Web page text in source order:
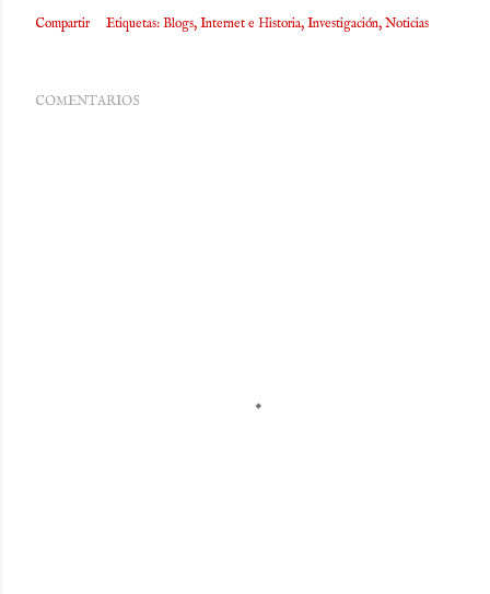
Compartir Etiquetas: Blogs Internet e Historia Investigación Noticias
COMENTARIOS